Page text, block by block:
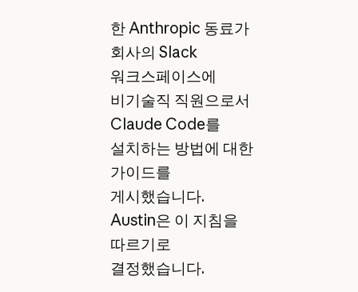
한 Anthropic 동료가
회사의 Slack
워크스페이스에
비기술직 직원으로서
Claude Code를
설치하는 방법에 대한
가이드를
게시했습니다.
Austin은 이 지침을
따르기로
결정했습니다.